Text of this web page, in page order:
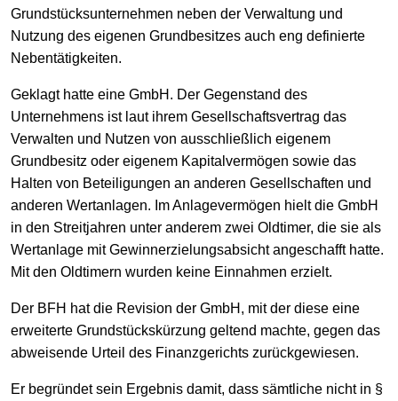
Grundstücksunternehmen neben der Verwaltung und
Nutzung des eigenen Grundbesitzes auch eng definierte
Nebentätigkeiten.
Geklagt hatte eine GmbH. Der Gegenstand des
Unternehmens ist laut ihrem Gesellschaftsvertrag das
Verwalten und Nutzen von ausschließlich eigenem
Grundbesitz oder eigenem Kapitalvermögen sowie das
Halten von Beteiligungen an anderen Gesellschaften und
anderen Wertanlagen. Im Anlagevermögen hielt die GmbH
in den Streitjahren unter anderem zwei Oldtimer, die sie als
Wertanlage mit Gewinnerzielungsabsicht angeschafft hatte.
Mit den Oldtimern wurden keine Einnahmen erzielt.
Der BFH hat die Revision der GmbH, mit der diese eine
erweiterte Grundstückskürzung geltend machte, gegen das
abweisende Urteil des Finanzgerichts zurückgewiesen.
Er begründet sein Ergebnis damit, dass sämtliche nicht in §